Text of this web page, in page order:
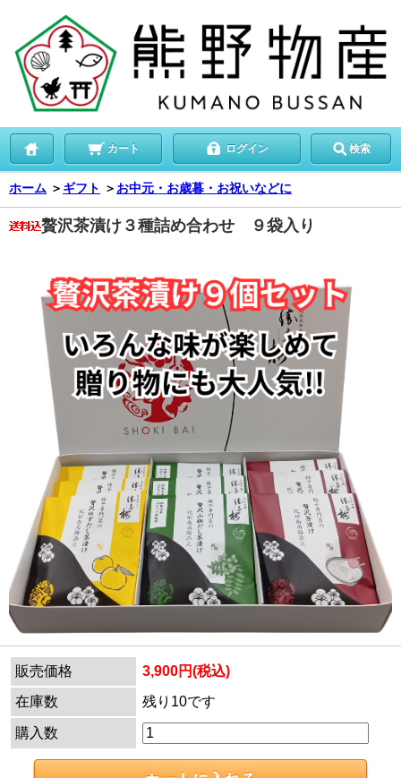
カート ログイン 検索
ホーム ＞ ギフト ＞ お中元・お歳暮・お祝いなどに
贅沢茶漬け３種詰め合わせ ９袋入り
販売価格
3,900円(税込)
在庫数
残り10です
購入数